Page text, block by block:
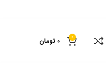
0
0 تومان